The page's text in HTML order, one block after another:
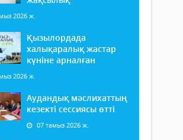
2026 ж.
Қызылордада
халықаралық жастар
күніне арналған
2026 ж.
Аудандық мәслихаттың
кезекті сессиясы өтті
07 тамыз 2026 ж.